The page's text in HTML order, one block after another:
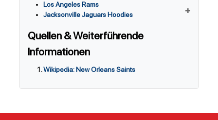
Los Angeles Rams
Jacksonville Jaguars Hoodies
Quellen & Weiterführende
Informationen
Wikipedia: New Orleans Saints